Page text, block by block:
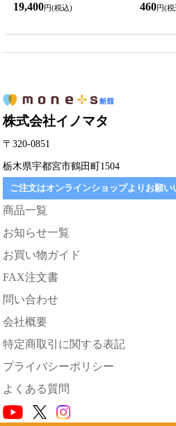
19,400円(税込)
460円(
株式会社イノマタ
〒320-0851
栃木県宇都宮市鶴田町1504
ご注文はオンラインショップよりお願い
商品一覧
お知らせ一覧
お買い物ガイド
FAX注文書
問い合わせ
会社概要
特定商取引に関する表記
プライバシーポリシー
よくある質問